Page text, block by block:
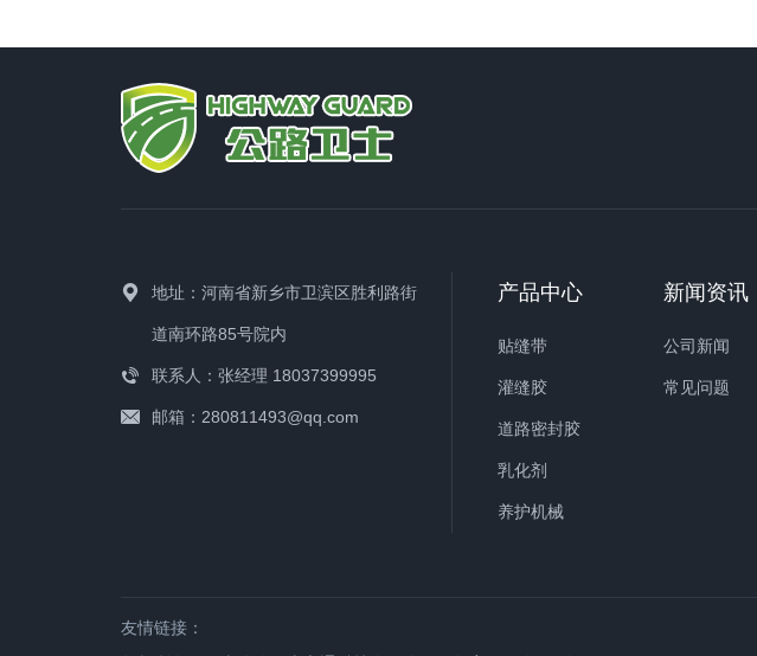
地址：河南省新乡市卫滨区胜利路街
道南环路85号院内
联系人：张经理 18037399995
邮箱：280811493@qq.com
产品中心
贴缝带
灌缝胶
道路密封胶
乳化剂
养护机械
新闻资讯
公司新闻
常见问题
友情链接：